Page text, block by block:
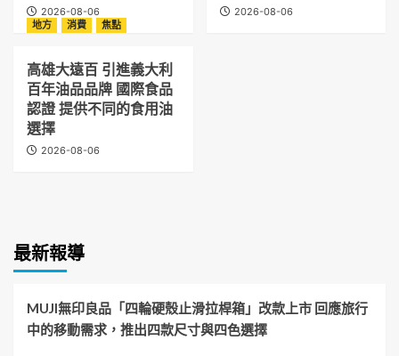
2026-08-06
2026-08-06
地方
消費 焦點
高雄大遠百 引進義大利
百年油品品牌 國際食品
認證 提供不同的食用油
選擇
2026-08-06
最新報導
MUJI無印良品「四輪硬殼止滑拉桿箱」改款上市 回應旅行
中的移動需求，推出四款尺寸與四色選擇